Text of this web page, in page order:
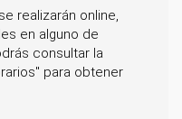
realizarán online,
en alguno de
consultar la
para obtener